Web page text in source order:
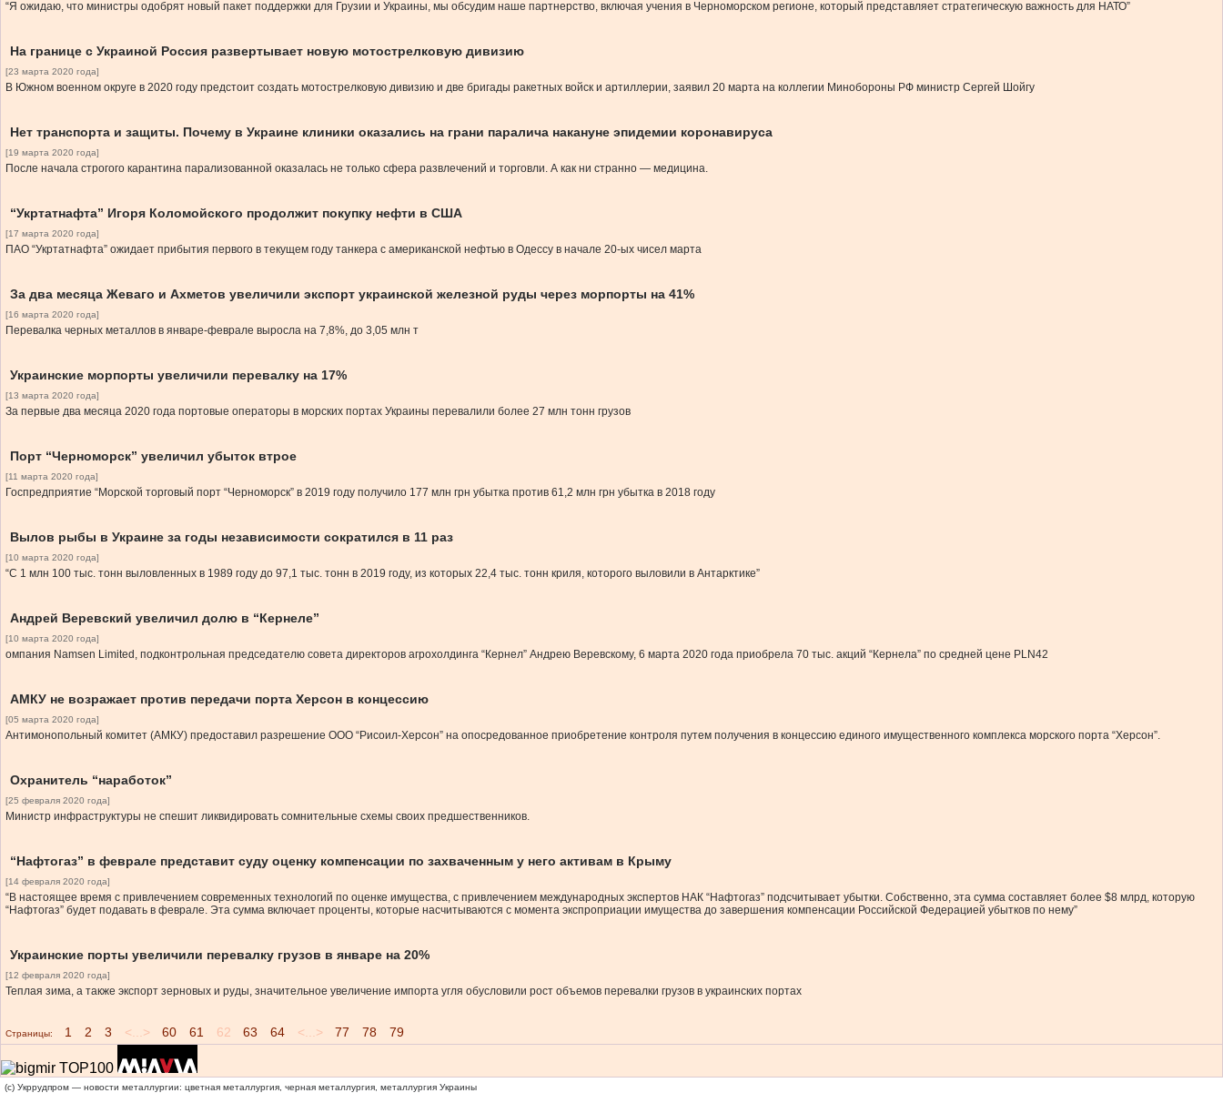
“Я ожидаю, что министры одобрят новый пакет поддержки для Грузии и Украины, мы обсудим наше партнерство, включая учения в Черноморском регионе, который представляет стратегическую важность для НАТО”
На границе с Украиной Россия развертывает новую мотострелковую дивизию
[23 марта 2020 года]
В Южном военном округе в 2020 году предстоит создать мотострелковую дивизию и две бригады ракетных войск и артиллерии, заявил 20 марта на коллегии Минобороны РФ министр Сергей Шойгу
Нет транспорта и защиты. Почему в Украине клиники оказались на грани паралича накануне эпидемии коронавируса
[19 марта 2020 года]
После начала строгого карантина парализованной оказалась не только сфера развлечений и торговли. А как ни странно — медицина.
“Укртатнафта” Игоря Коломойского продолжит покупку нефти в США
[17 марта 2020 года]
ПАО “Укртатнафта” ожидает прибытия первого в текущем году танкера с американской нефтью в Одессу в начале 20-ых чисел марта
За два месяца Жеваго и Ахметов увеличили экспорт украинской железной руды через морпорты на 41%
[16 марта 2020 года]
Перевалка черных металлов в январе-феврале выросла на 7,8%, до 3,05 млн т
Украинские морпорты увеличили перевалку на 17%
[13 марта 2020 года]
За первые два месяца 2020 года портовые операторы в морских портах Украины перевалили более 27 млн тонн грузов
Порт “Черноморск” увеличил убыток втрое
[11 марта 2020 года]
Госпредприятие “Морской торговый порт “Черноморск” в 2019 году получило 177 млн грн убытка против 61,2 млн грн убытка в 2018 году
Вылов рыбы в Украине за годы независимости сократился в 11 раз
[10 марта 2020 года]
“С 1 млн 100 тыс. тонн выловленных в 1989 году до 97,1 тыс. тонн в 2019 году, из которых 22,4 тыс. тонн криля, которого выловили в Антарктике”
Андрей Веревский увеличил долю в “Кернеле”
[10 марта 2020 года]
омпания Namsen Limited, подконтрольная председателю совета директоров агрохолдинга “Кернел” Андрею Веревскому, 6 марта 2020 года приобрела 70 тыс. акций “Кернела” по средней цене PLN42
АМКУ не возражает против передачи порта Херсон в концессию
[05 марта 2020 года]
Антимонопольный комитет (АМКУ) предоставил разрешение ООО “Рисоил-Херсон” на опосредованное приобретение контроля путем получения в концессию единого имущественного комплекса морского порта “Херсон”.
Охранитель “наработок”
[25 февраля 2020 года]
Министр инфраструктуры не спешит ликвидировать сомнительные схемы своих предшественников.
“Нафтогаз” в феврале представит суду оценку компенсации по захваченным у него активам в Крыму
[14 февраля 2020 года]
“В настоящее время с привлечением современных технологий по оценке имущества, с привлечением международных экспертов НАК “Нафтогаз” подсчитывает убытки. Собственно, эта сумма составляет более $8 млрд, которую
“Нафтогаз” будет подавать в феврале. Эта сумма включает проценты, которые насчитываются с момента экспроприации имущества до завершения компенсации Российской Федерацией убытков по нему”
Украинские порты увеличили перевалку грузов в январе на 20%
[12 февраля 2020 года]
Теплая зима, а также экспорт зерновых и руды, значительное увеличение импорта угля обусловили рост объемов перевалки грузов в украинских портах
Страницы: 1 2 3 <...> 60 61 62 63 64 <...> 77 78 79
(c) Укррудпром — новости металлургии: цветная металлургия, черная металлургия, металлургия Украины